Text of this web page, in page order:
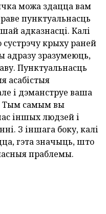
можа здацца вам
пунктуальнасць
адказнасці. Калі
крыху раней
адразу зразумеюць,
Пунктуальнасць
асабістыя
і дэманструе ваша
Тым самым вы
іншых людзей і
З іншага боку, калі
гэта значыць, што
праблемы.